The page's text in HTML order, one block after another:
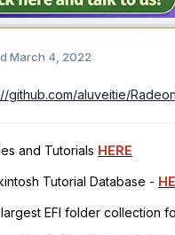
March 4, 2022
github.com/aluveitie/
and Tutorials HERE
Tutorial Database -
EFI folder collection